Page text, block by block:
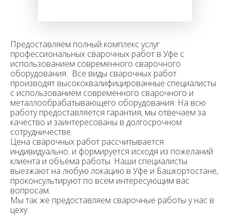
Предоставляем полный комплекс услуг
профессиональных сварочных работ в Уфе с
использованием современного сварочного
оборудования. Все виды сварочных работ
производят высококвалифицированные специалисты
с использованием современного сварочного и
металлообрабатывающего оборудования. На всю
работу предоставляется гарантия, мы отвечаем за
качество и заинтересованы в долгосрочном
сотрудничестве.
Цена сварочных работ рассчитывается
индивидуально. и формируется исходя из пожеланий
клиента и объёма работы. Наши специалисты
выезжают на любую локацию в Уфе и Башкортостане,
проконсультируют по всем интересующим вас
вопросам.
Мы так же предоставляем сварочные работы у нас в
цеху